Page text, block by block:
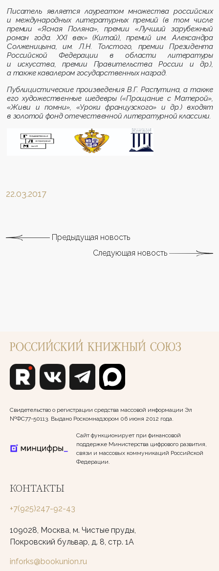
Писатель является лауреатом множества российских
и международных литературных премий (в том числе
премии «Ясная Поляна», премии «Лучший зарубежный
роман года. XXI век» (Китай), премий им. Александра
Солженицына, им. Л.Н. Толстого, премии Президента
Российской Федерации в области литературы
и искусства, премии Правительства России и др.),
а также кавалером государственных наград.
Публицистические произведения В.Г. Распутина, а также
его художественные шедевры («Прощание с Матерой»,
«Живи и помни», «Уроки французского» и др.) входят
в золотой фонд отечественной литературной классики.
22.03.2017
Предыдущая новость
Следующая новость
Свидетельство о регистрации средства массовой информации Эл
№ФС77-50113. Выдано Роскомнадзором 06 июня 2012 года.
Сайт функционирует при финансовой
поддержке Министерства цифрового развития,
связи и массовых коммуникаций Российской
Федерации.
КОНТАКТЫ
+7(925)247-92-43
109028, Москва, м. Чистые пруды,
Покровский бульвар, д. 8, стр. 1А
inforks@bookunion.ru